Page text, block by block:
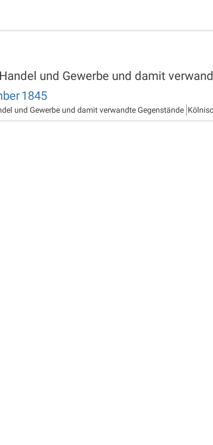
und Gewerbe und damit
1845
und Gewerbe und damit verwandte Gegenstände